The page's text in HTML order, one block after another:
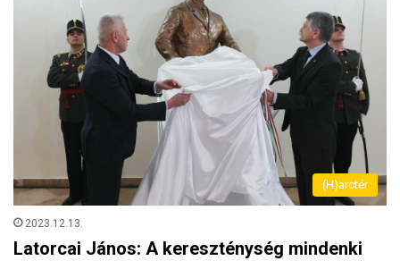
(H)arctér
2023.12.13.
Latorcai János: A kereszténység mindenki